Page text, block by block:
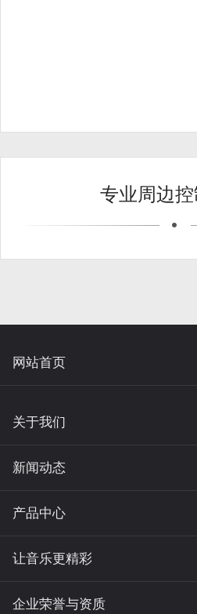
专业周边控
网站首页
关于我们
新闻动态
产品中心
让音乐更精彩
企业荣誉与资质